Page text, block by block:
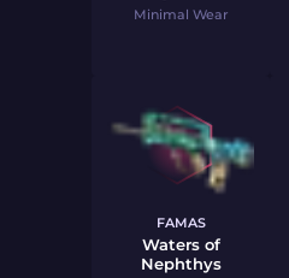
Minimal Wear
FAMAS
Waters of
Nephthys